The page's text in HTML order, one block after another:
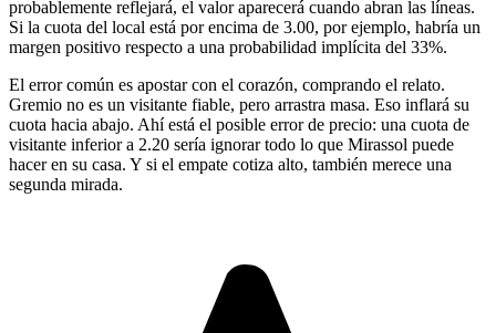
probablemente reflejará, el valor aparecerá cuando abran las líneas.
Si la cuota del local está por encima de 3.00, por ejemplo, habría un
margen positivo respecto a una probabilidad implícita del 33%.
El error común es apostar con el corazón, comprando el relato.
Gremio no es un visitante fiable, pero arrastra masa. Eso inflará su
cuota hacia abajo. Ahí está el posible error de precio: una cuota de
visitante inferior a 2.20 sería ignorar todo lo que Mirassol puede
hacer en su casa. Y si el empate cotiza alto, también merece una
segunda mirada.